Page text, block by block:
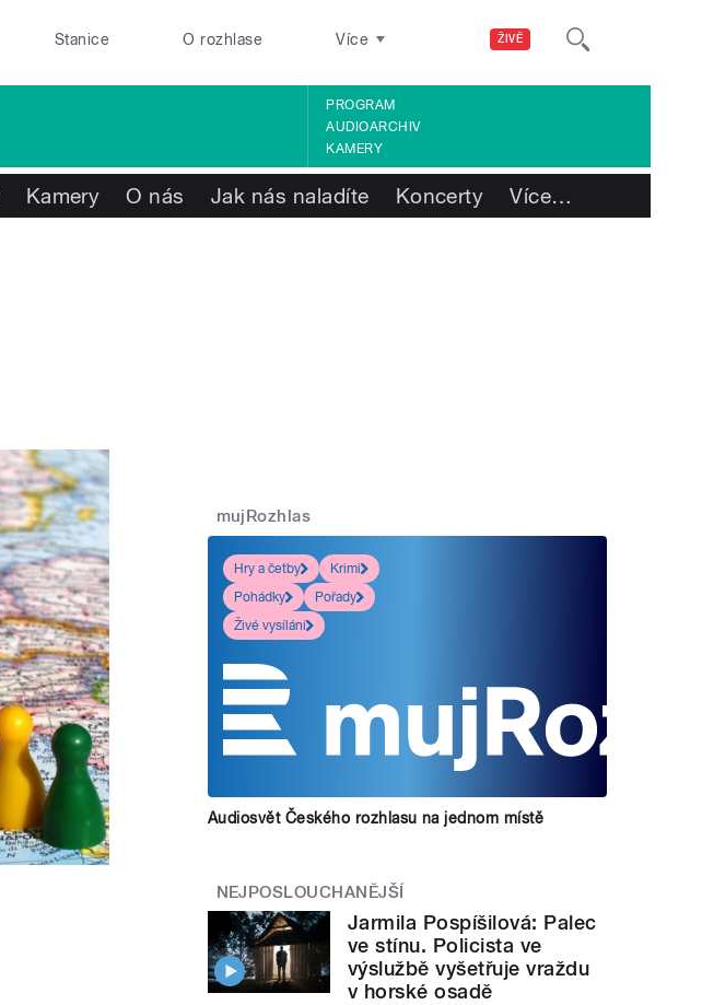
ŽIVĚ
Stanice O rozhlase Více
PROGRAM
AUDIOARCHIV
KAMERY
Kamery O nás Jak nás naladíte Koncerty Více…
mujRozhlas
Hry a četby
Krimi
Pohádky
Pořady
Živé vysílání
Audiosvět Českého rozhlasu na jednom místě
NEJPOSLOUCHANĚJŠÍ
Jarmila Pospíšilová: Palec
ve stínu. Policista ve
výslužbě vyšetřuje vraždu
v horské osadě